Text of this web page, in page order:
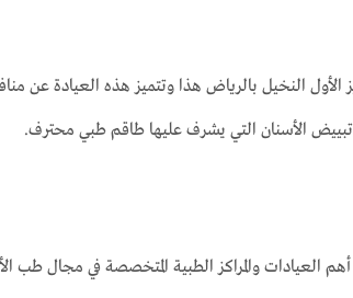
النخيل بالرياض هذا وتتميز هذه العيادة عن
وتبييض الأسنان التي يشرف عليها طاقم طبي محترف.
والمراكز الطبية المتخصصة في مجال طب